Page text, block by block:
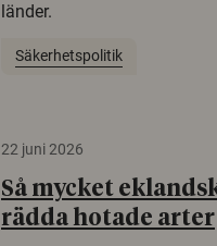
länder.
Säkerhetspolitik
22 juni 2026
Så mycket
rädda hotade arter